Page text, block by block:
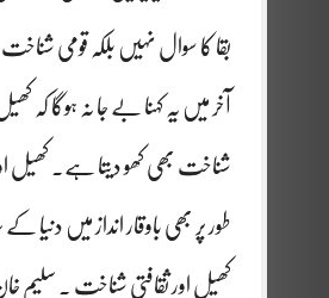
بقا کا سوال نہیں بلکہ قومی
آخر میں یہ کہنا بے جا نہ ہوگا کہ
شناخت بھی کھو دیتا ہے۔ کھیل اور
طور پر بھی باوقار انداز میں دنیا
کھیل اور ثقافتی شناخت . سلیم